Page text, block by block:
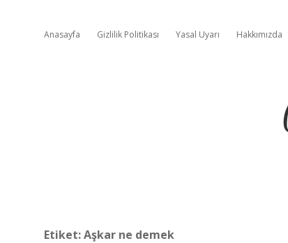
Anasayfa Gizlilik Politikası Yasal Uyarı Hakkımızda
Etiket:Aşkar ne demek